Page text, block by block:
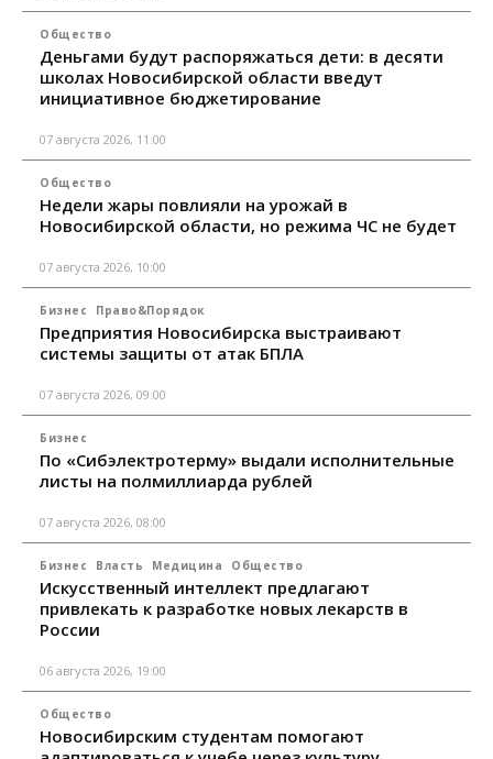
Общество
Деньгами будут распоряжаться дети: в десяти
школах Новосибирской области введут
инициативное бюджетирование
07 августа 2026, 11:00
Общество
Недели жары повлияли на урожай в
Новосибирской области, но режима ЧС не будет
07 августа 2026, 10:00
Бизнес Право&Порядок
Предприятия Новосибирска выстраивают
системы защиты от атак БПЛА
07 августа 2026, 09:00
Бизнес
По «Сибэлектротерму» выдали исполнительные
листы на полмиллиарда рублей
07 августа 2026, 08:00
Бизнес Власть Медицина Общество
Искусственный интеллект предлагают
привлекать к разработке новых лекарств в
России
06 августа 2026, 19:00
Общество
Новосибирским студентам помогают